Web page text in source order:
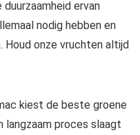
ervan
nodig hebben en
Houd onze vruchten altijd
kiest de beste groene
langzaam proces slaagt